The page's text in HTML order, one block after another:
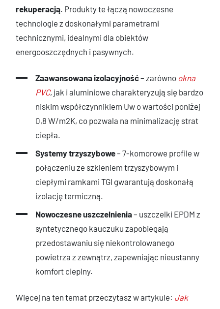
rekuperacją. Produkty te łączą nowoczesne
technologie z doskonałymi parametrami
technicznymi, idealnymi dla obiektów
energooszczędnych i pasywnych.
Zaawansowana izolacyjność– zarówno okna
PVC, jak i aluminiowe charakteryzują się bardzo
niskim współczynnikiem Uw o wartości poniżej
0,8 W/m2K, co pozwala na minimalizację strat
ciepła.
Systemy trzyszybowe– 7-komorowe profile w
połączeniu ze szkleniem trzyszybowym i
ciepłymi ramkami TGI gwarantują doskonałą
izolację termiczną.
Nowoczesne uszczelnienia– uszczelki EPDM z
syntetycznego kauczuku zapobiegają
przedostawaniu się niekontrolowanego
powietrza z zewnątrz, zapewniając nieustanny
komfort cieplny.
Więcej na ten temat przeczytasz w artykule: Jak